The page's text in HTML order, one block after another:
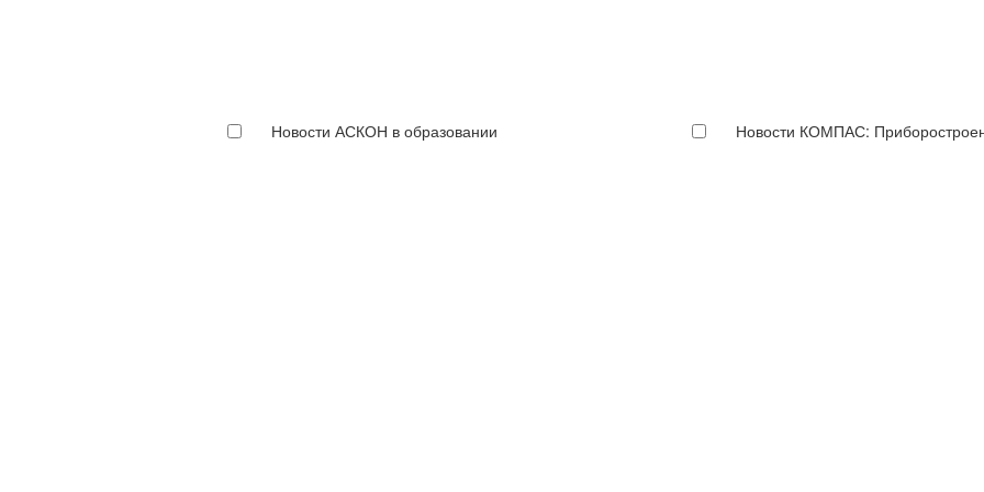
Новости АСКОН в образовании Новости КОМПАС: